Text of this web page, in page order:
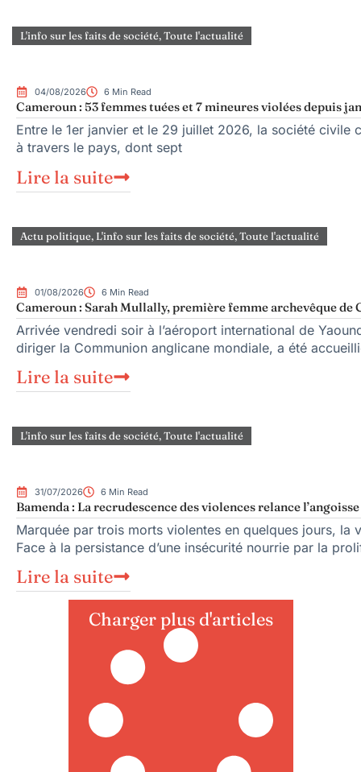
L'info sur les faits de société,Toute l'actualité
04/08/2026 6 Min Read
Cameroun : 53 femmes tuées et 7 mineures violées depuis
Entre le 1er janvier et le 29 juillet 2026, la société civile
à travers le pays, dont sept
Lire la suite
Actu politique, L'info sur les faits de société,Toute l'actualité
01/08/2026 6 Min Read
Cameroun : Sarah Mullally, première femme archevêque
Arrivée vendredi soir à l’aéroport international de
diriger la Communion anglicane mondiale, a été
Lire la suite
L'info sur les faits de société,Toute l'actualité
31/07/2026 6 Min Read
Bamenda : La recrudescence des violences relance
Marquée par trois morts violentes en quelques jours, la
Face à la persistance d’une insécurité nourrie par la
Lire la suite
Charger plus d'articles